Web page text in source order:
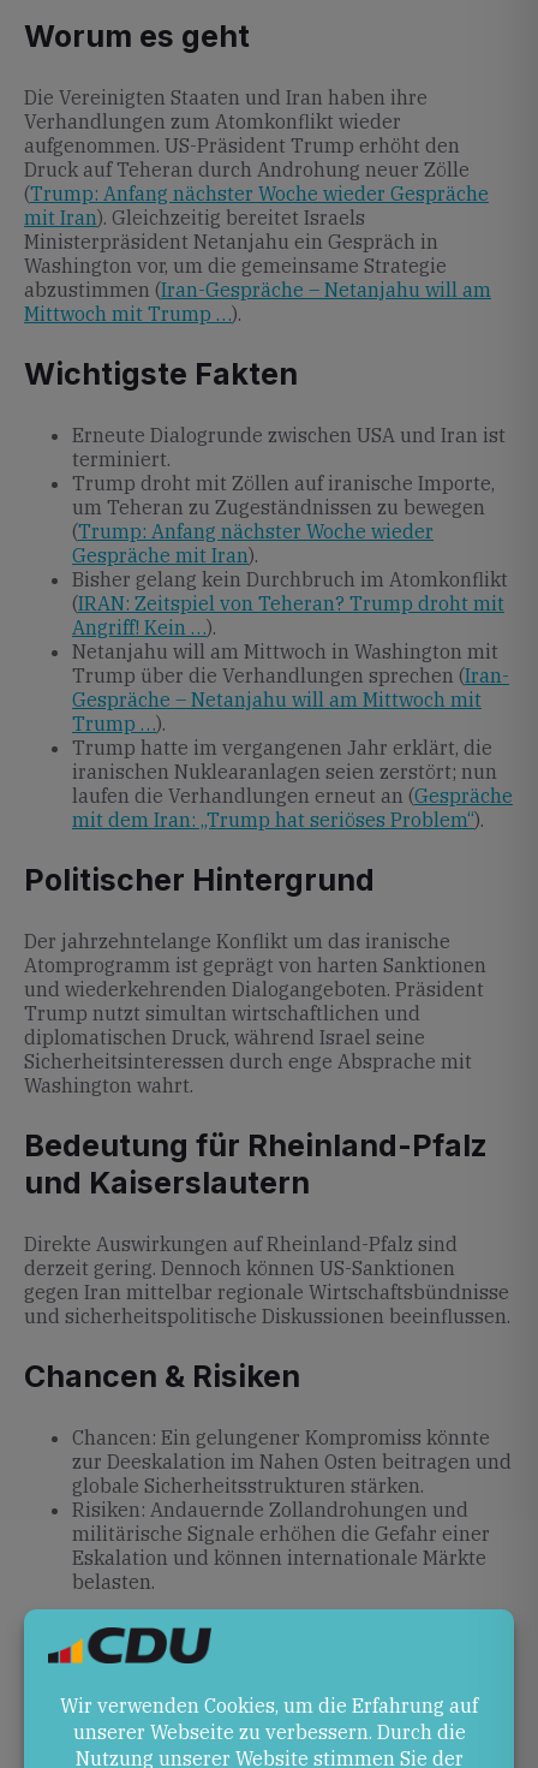
Worum es geht
Die Vereinigten Staaten und Iran haben ihre
Verhandlungen zum Atomkonflikt wieder
aufgenommen. US-Präsident Trump erhöht den
Druck auf Teheran durch Androhung neuer Zölle
(Trump: Anfang nächster Woche wieder Gespräche
mit Iran). Gleichzeitig bereitet Israels
Ministerpräsident Netanjahu ein Gespräch in
Washington vor, um die gemeinsame Strategie
abzustimmen (Iran-Gespräche – Netanjahu will am
Mittwoch mit Trump …).
Wichtigste Fakten
Erneute Dialogrunde zwischen USA und Iran ist
terminiert.
Trump droht mit Zöllen auf iranische Importe,
um Teheran zu Zugeständnissen zu bewegen
(Trump: Anfang nächster Woche wieder
Gespräche mit Iran).
Bisher gelang kein Durchbruch im Atomkonflikt
(IRAN: Zeitspiel von Teheran? Trump droht mit
Angriff! Kein …).
Netanjahu will am Mittwoch in Washington mit
Trump über die Verhandlungen sprechen (Iran-
Gespräche – Netanjahu will am Mittwoch mit
Trump …).
Trump hatte im vergangenen Jahr erklärt, die
iranischen Nuklearanlagen seien zerstört; nun
laufen die Verhandlungen erneut an (Gespräche
mit dem Iran: „Trump hat seriöses Problem“).
Politischer Hintergrund
Der jahrzehntelange Konflikt um das iranische
Atomprogramm ist geprägt von harten Sanktionen
und wiederkehrenden Dialogangeboten. Präsident
Trump nutzt simultan wirtschaftlichen und
diplomatischen Druck, während Israel seine
Sicherheitsinteressen durch enge Absprache mit
Washington wahrt.
Bedeutung für Rheinland-Pfalz
und Kaiserslautern
Direkte Auswirkungen auf Rheinland-Pfalz sind
derzeit gering. Dennoch können US-Sanktionen
gegen Iran mittelbar regionale Wirtschaftsbündnisse
und sicherheitspolitische Diskussionen beeinflussen.
Chancen & Risiken
Chancen: Ein gelungener Kompromiss könnte
zur Deeskalation im Nahen Osten beitragen und
globale Sicherheitsstrukturen stärken.
Risiken: Andauernde Zollandrohungen und
militärische Signale erhöhen die Gefahr einer
Eskalation und können internationale Märkte
belasten.
Ausblick
In den kommenden Tagen wird sich zeigen, ob die
Kombination aus Diplomatie und wirtschaftlichem
Druck Trump gelingt, substanzielle Fortschritte zu